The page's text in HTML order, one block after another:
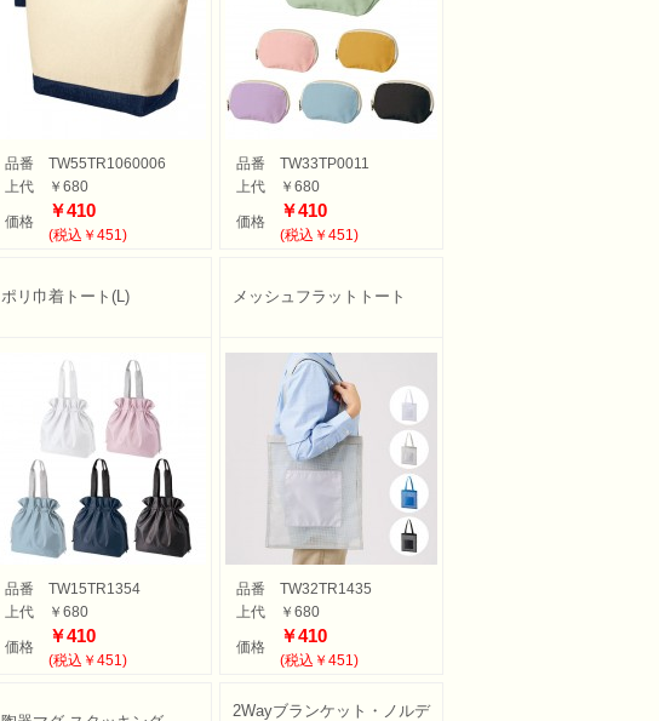
品番
TW55TR1060006
上代
￥680
価格
￥410
(税込￥451)
品番
TW33TP0011
上代
￥680
価格
￥410
(税込￥451)
ポリ巾着トート(L)
品番
TW15TR1354
上代
￥680
価格
￥410
(税込￥451)
メッシュフラットトート
品番
TW32TR1435
上代
￥680
価格
￥410
(税込￥451)
2Wayブランケット・ノルデ